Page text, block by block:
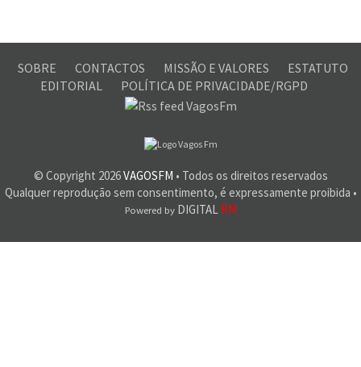
SOBRE CONTACTOS MISSÃO E VALORES
ESTATUTO
EDITORIAL
POLÍTICA DE PRIVACIDADE/RGPD
© Copyright 2026VAGOSFM • Todos os direitos reservados
Qualquer reprodução sem consentimento, é expressamente proibida •
Powered byDIGITAL RM